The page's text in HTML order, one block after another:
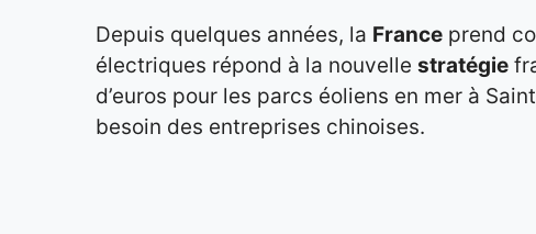
Depuis quelques années, la France prend
électriques répond à la nouvelle stratégie
d’euros pour les parcs éoliens en mer à
besoin des entreprises chinoises.